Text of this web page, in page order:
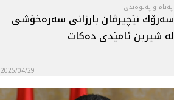
پەیام و پەیوەندی
سه‌رۆك نێچيرڤان بارزانى سه‌ره‌خۆشى
له شيرين ئامێدى ده‌كات
2025/04/29